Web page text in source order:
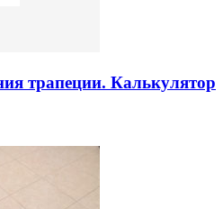
трапеции. Калькулятор